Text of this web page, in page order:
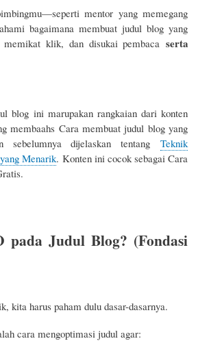
mentor yang memegang
bagaimana membuat judul blog yang
klik, dan disukai pembaca serta
blog ini marupakan rangkaian dari konten
membaahs Cara membuat judul blog yang
sebelumnya dijelaskan tentang Teknik
Menarik. Konten ini cocok sebagai Cara
pada Judul Blog? (Fondasi
kita harus paham dulu dasar-dasarnya.
cara mengoptimasi judul agar: